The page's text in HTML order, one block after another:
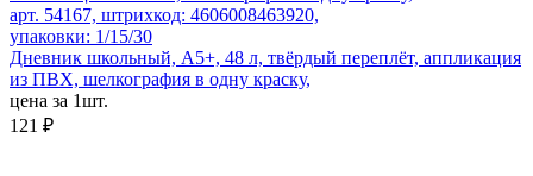
арт. 54167, штрихкод: 4606008463920,
упаковки: 1/15/30
Дневник школьный, А5+, 48 л, твёрдый переплёт, аппликация
из ПВХ, шелкография в одну краску,
цена за 1шт.
121 ₽